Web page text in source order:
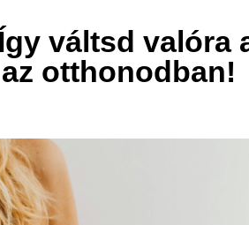
váltsd valóra
otthonodban!